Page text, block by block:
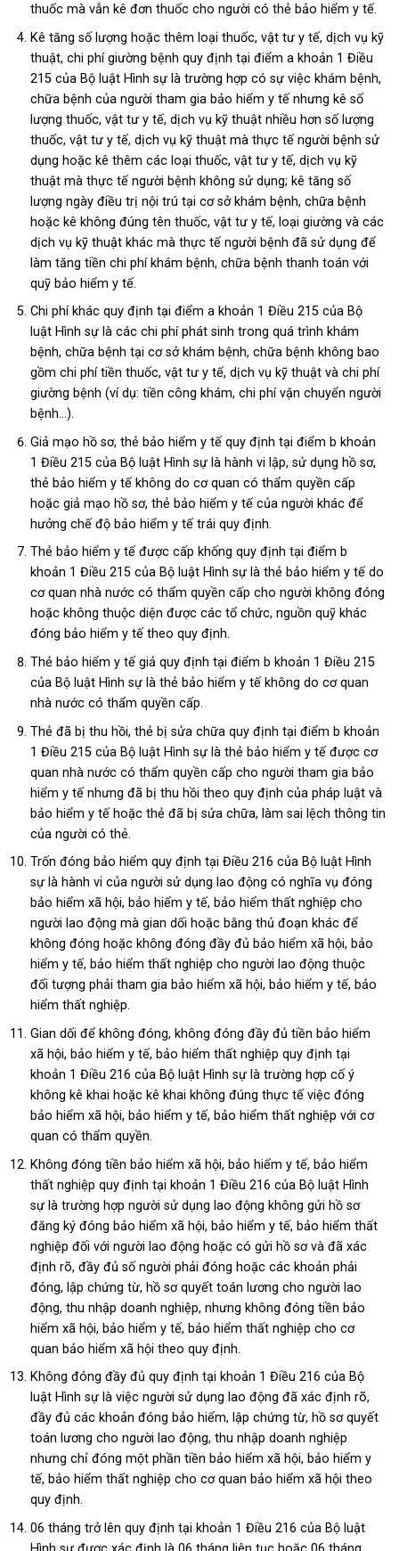
thuốc mà vẫn kê đơn thuốc cho người có thẻ bảo hiểm y tế.
Kê tăng số lượng hoặc thêm loại thuốc, vật tư y tế, dịch vụ kỹ
thuật, chi phí giường bệnh quy định tại điểm a khoản 1 Điều
215 của Bộ luật Hình sự là trường hợp có sự việc khám bệnh,
chữa bệnh của người tham gia bảo hiểm y tế nhưng kê số
lượng thuốc, vật tư y tế, dịch vụ kỹ thuật nhiều hơn số lượng
thuốc, vật tư y tế, dịch vụ kỹ thuật mà thực tế người bệnh sử
dụng hoặc kê thêm các loại thuốc, vật tư y tế, dịch vụ kỹ
thuật mà thực tế người bệnh không sử dụng; kê tăng số
lượng ngày điều trị nội trú tại cơ sở khám bệnh, chữa bệnh
hoặc kê không đúng tên thuốc, vật tư y tế, loại giường và các
dịch vụ kỹ thuật khác mà thực tế người bệnh đã sử dụng để
làm tăng tiền chi phí khám bệnh, chữa bệnh thanh toán với
quỹ bảo hiểm y tế.
Chi phí khác quy định tại điểm a khoản 1 Điều 215 của Bộ
luật Hình sự là các chi phí phát sinh trong quá trình khám
bệnh, chữa bệnh tại cơ sở khám bệnh, chữa bệnh không bao
gồm chi phí tiền thuốc, vật tư y tế, dịch vụ kỹ thuật và chi phí
giường bệnh (ví dụ: tiền công khám, chi phí vận chuyển người
bệnh…).
Giả mạo hồ sơ, thẻ bảo hiểm y tế quy định tại điểm b khoản
1 Điều 215 của Bộ luật Hình sự là hành vi lập, sử dụng hồ sơ,
thẻ bảo hiểm y tế không do cơ quan có thẩm quyền cấp
hoặc giả mạo hồ sơ, thẻ bảo hiểm y tế của người khác để
hưởng chế độ bảo hiểm y tế trái quy định.
Thẻ bảo hiểm y tế được cấp khống quy định tại điểm b
khoản 1 Điều 215 của Bộ luật Hình sự là thẻ bảo hiểm y tế do
cơ quan nhà nước có thẩm quyền cấp cho người không đóng
hoặc không thuộc diện được các tổ chức, nguồn quỹ khác
đóng bảo hiểm y tế theo quy định.
Thẻ bảo hiểm y tế giả quy định tại điểm b khoản 1 Điều 215
của Bộ luật Hình sự là thẻ bảo hiểm y tế không do cơ quan
nhà nước có thẩm quyền cấp.
Thẻ đã bị thu hồi, thẻ bị sửa chữa quy định tại điểm b khoản
1 Điều 215 của Bộ luật Hình sự là thẻ bảo hiểm y tế được cơ
quan nhà nước có thẩm quyền cấp cho người tham gia bảo
hiểm y tế nhưng đã bị thu hồi theo quy định của pháp luật và
bảo hiểm y tế hoặc thẻ đã bị sửa chữa, làm sai lệch thông tin
của người có thẻ.
Trốn đóng bảo hiểm quy định tại Điều 216 của Bộ luật Hình
sự là hành vi của người sử dụng lao động có nghĩa vụ đóng
bảo hiểm xã hội, bảo hiểm y tế, bảo hiểm thất nghiệp cho
người lao động mà gian dối hoặc bằng thủ đoạn khác để
không đóng hoặc không đóng đầy đủ bảo hiểm xã hội, bảo
hiểm y tế, bảo hiểm thất nghiệp cho người lao động thuộc
đối tượng phải tham gia bảo hiểm xã hội, bảo hiểm y tế, bảo
hiểm thất nghiệp.
Gian dối để không đóng, không đóng đầy đủ tiền bảo hiểm
xã hội, bảo hiểm y tế, bảo hiểm thất nghiệp quy định tại
khoản 1 Điều 216 của Bộ luật Hình sự là trường hợp cố ý
không kê khai hoặc kê khai không đúng thực tế việc đóng
bảo hiểm xã hội, bảo hiểm y tế, bảo hiểm thất nghiệp với cơ
quan có thẩm quyền.
Không đóng tiền bảo hiểm xã hội, bảo hiểm y tế, bảo hiểm
thất nghiệp quy định tại khoản 1 Điều 216 của Bộ luật Hình
sựlà trường hợp người sử dụng lao động không gửi hồ sơ
đăng ký đóng bảo hiểm xã hội, bảo hiểm y tế, bảo hiểm thất
nghiệp đối với người lao động hoặc có gửi hồ sơ và đã xác
định rõ, đầy đủ số người phải đóng hoặc các khoản phải
đóng, lập chứng từ, hồ sơ quyết toán lương cho người lao
động, thu nhập doanh nghiệp, nhưng không đóng tiền bảo
hiểm xã hội, bảo hiểm y tế, bảo hiểm thất nghiệp cho cơ
quan bảo hiểm xã hội theo quy định.
Không đóng đầy đủ quy định tại khoản 1 Điều 216 của Bộ
luật Hình sự là việc người sử dụng lao động đã xác định rõ,
đầy đủ các khoản đóng bảo hiểm, lập chứng từ, hồ sơ quyết
toán lương cho người lao động, thu nhập doanh nghiệp
nhưng chỉ đóng một phần tiền bảo hiểm xã hội, bảo hiểm y
tế, bảo hiểm thất nghiệp cho cơ quan bảo hiểm xã hội theo
quy định.
06 tháng trở lên quy định tại khoản 1 Điều 216 của Bộ luật